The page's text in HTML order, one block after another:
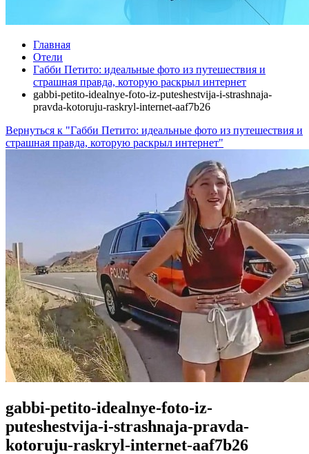
Главная
Отели
Габби Петито: идеальные фото из путешествия и
страшная правда, которую раскрыл интернет
gabbi-petito-idealnye-foto-iz-puteshestvija-i-strashnaja-
pravda-kotoruju-raskryl-internet-aaf7b26
Вернуться к "Габби Петито: идеальные фото из путешествия и
страшная правда, которую раскрыл интернет"
gabbi-petito-idealnye-foto-iz-
puteshestvija-i-strashnaja-pravda-
kotoruju-raskryl-internet-aaf7b26